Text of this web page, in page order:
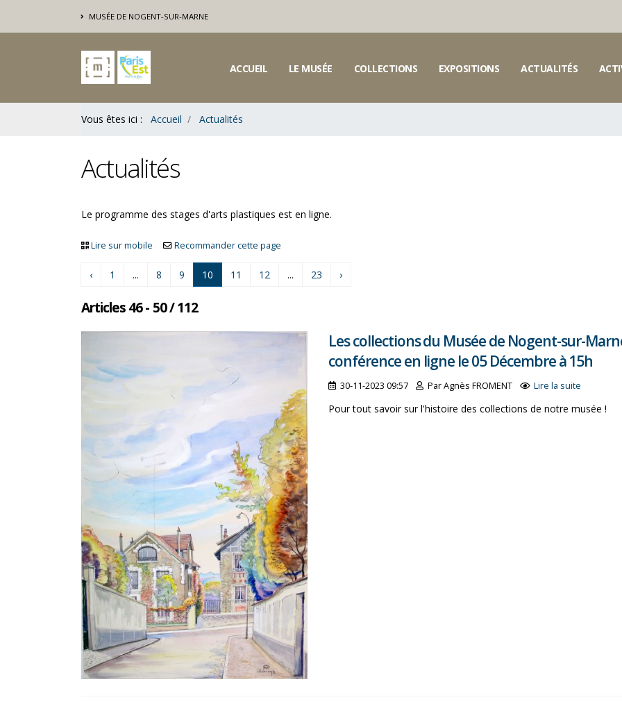
MUSÉE DE NOGENT-SUR-MARNE
ACCUEIL LE MUSÉE COLLECTIONS EXPOSITIONS ACTUALITÉS
Vous êtes ici : Accueil Actualités
Actualités
Le programme des stages d'arts plastiques est en ligne.
Lire sur mobile Recommander cette page
‹ 1 ... 8 9 10 11 12 ... 23 ›
Articles 46 - 50 / 112
Les collections du Musée de Nogent-sur-
conférence en ligne le 05 Décembre à 15h
30-11-2023 09:57 Par Agnès FROMENT Lire la suite
Pour tout savoir sur l'histoire des collections de notre musée !